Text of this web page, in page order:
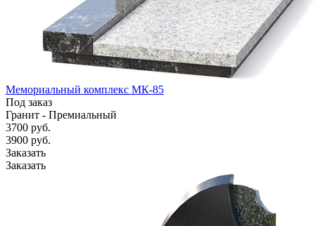
Мемориальный комплекс МК-85
Под заказ
Гранит - Премиальный
3700 руб.
3900 руб.
Заказать
Заказать